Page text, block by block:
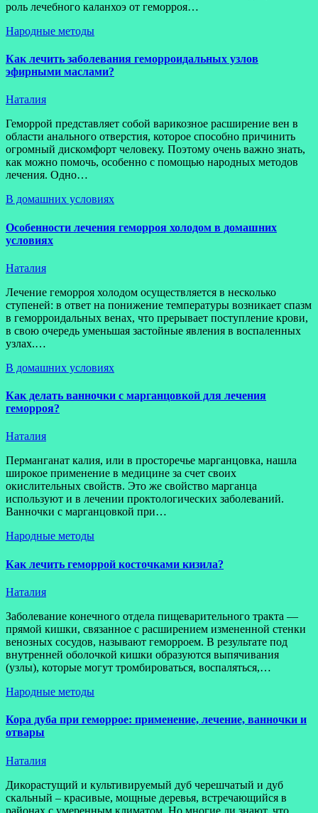
роль лечебного каланхоэ от геморроя…
Народные методы
Как лечить заболевания геморроидальных узлов
эфирными маслами?
Наталия
Геморрой представляет собой варикозное расширение вен в
области анального отверстия, которое способно причинить
огромный дискомфорт человеку. Поэтому очень важно знать,
как можно помочь, особенно с помощью народных методов
лечения. Одно…
В домашних условиях
Особенности лечения геморроя холодом в домашних
условиях
Наталия
Лечение геморроя холодом осуществляется в несколько
ступеней: в ответ на понижение температуры возникает спазм
в геморроидальных венах, что прерывает поступление крови,
в свою очередь уменьшая застойные явления в воспаленных
узлах.…
В домашних условиях
Как делать ванночки с марганцовкой для лечения
геморроя?
Наталия
Перманганат калия, или в просторечье марганцовка, нашла
широкое применение в медицине за счет своих
окислительных свойств. Это же свойство марганца
используют и в лечении проктологических заболеваний.
Ванночки с марганцовкой при…
Народные методы
Как лечить геморрой косточками кизила?
Наталия
Заболевание конечного отдела пищеварительного тракта —
прямой кишки, связанное с расширением измененной стенки
венозных сосудов, называют геморроем. В результате под
внутренней оболочкой кишки образуются выпячивания
(узлы), которые могут тромбироваться, воспаляться,…
Народные методы
Кора дуба при геморрое: применение, лечение, ванночки и
отвары
Наталия
Дикорастущий и культивируемый дуб черешчатый и дуб
скальный – красивые, мощные деревья, встречающийся в
районах с умеренным климатом. Но многие ли знают, что